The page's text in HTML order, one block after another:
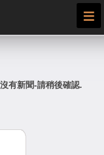
≡
有新聞-請稍後確認.